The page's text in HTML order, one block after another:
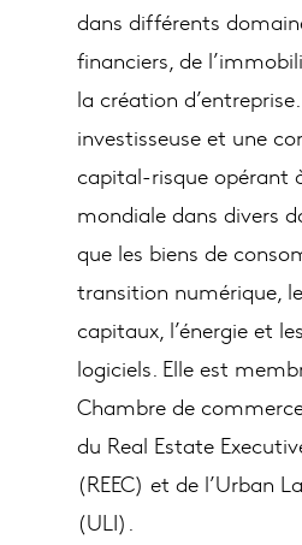
dans différents
financiers, de
la création
investisseuse et une
capital-risque opérant
mondiale dans divers
que les biens de
transition numérique,
capitaux, l’énergie et
logiciels. Elle est
Chambre de
du Real Estate
(REEC) et de l’Urban
(ULI).